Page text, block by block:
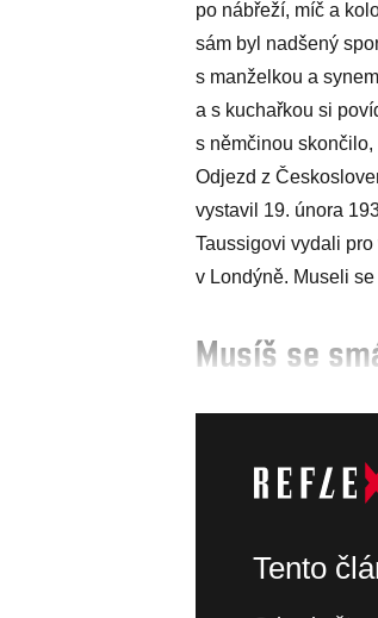
po nábřeží, míč a
sám byl nadšený
s manželkou a
a s kuchařkou si
s němčinou
Odjezd z
vystavil 19. února
Taussigovi vydali
v Londýně. Museli
Musíš se
Tento